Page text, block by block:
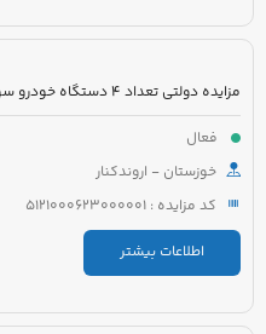
مزایده دولتی تعداد 4 دستگاه خودرو سواری
فعال
خوزستان - اروندکنار
کد مزایده : 5121000623000001
اطلاعات بیشتر